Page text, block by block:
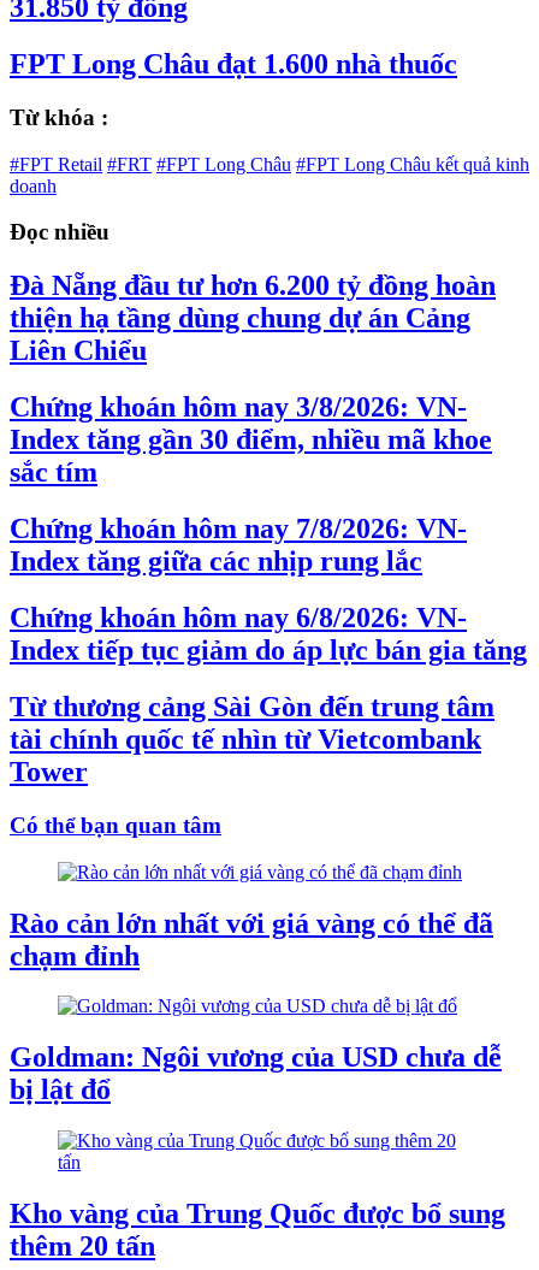
31.850 tỷ đồng
FPT Long Châu đạt 1.600 nhà thuốc
Từ khóa :
#FPT Retail #FRT #FPT Long Châu #FPT Long Châu kết quả kinh
doanh
Đọc nhiều
Đà Nẵng đầu tư hơn 6.200 tỷ đồng hoàn
thiện hạ tầng dùng chung dự án Cảng
Liên Chiểu
Chứng khoán hôm nay 3/8/2026: VN-
Index tăng gần 30 điểm, nhiều mã khoe
sắc tím
Chứng khoán hôm nay 7/8/2026: VN-
Index tăng giữa các nhịp rung lắc
Chứng khoán hôm nay 6/8/2026: VN-
Index tiếp tục giảm do áp lực bán gia tăng
Từ thương cảng Sài Gòn đến trung tâm
tài chính quốc tế nhìn từ Vietcombank
Tower
Có thể bạn quan tâm
Rào cản lớn nhất với giá vàng có thể đã
chạm đỉnh
Goldman: Ngôi vương của USD chưa dễ
bị lật đổ
Kho vàng của Trung Quốc được bổ sung
thêm 20 tấn